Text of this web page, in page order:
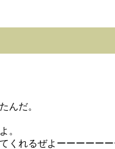
んだ。
。
くれるぜよーーーーーー